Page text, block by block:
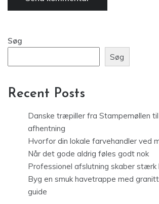
Søg
Søg
Recent Posts
Danske træpiller fra Stampemøllen
afhentning
Hvorfor din lokale farvehandler ved
Når det gode aldrig føles godt nok
Professionel afslutning skaber stærk
Byg en smuk havetrappe med
guide